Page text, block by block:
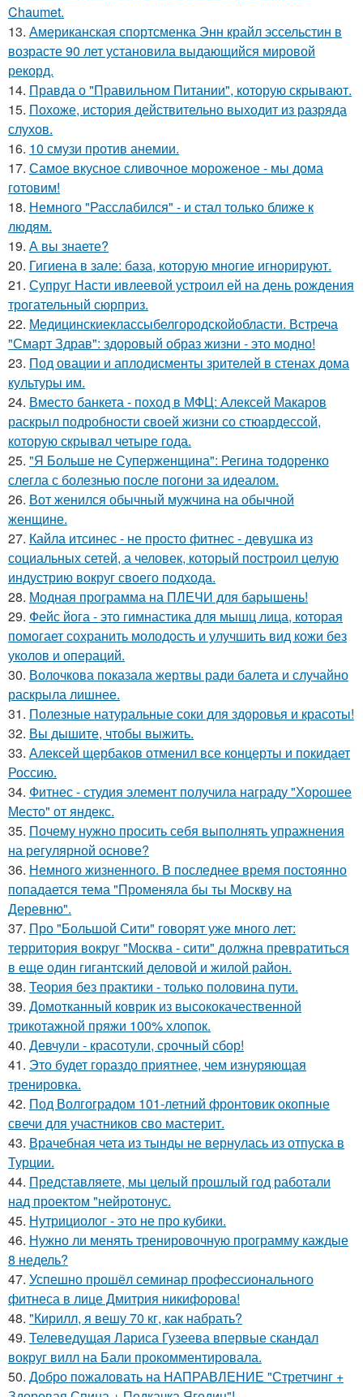
Chaumet.
13. Американская спортсменка Энн крайл эссельстин в
возрасте 90 лет установила выдающийся мировой
рекорд.
14. Правда о "Правильном Питании", которую скрывают.
15. Похоже, история действительно выходит из разряда
слухов.
16. 10 смузи против анемии.
17. Самое вкусное сливочное мороженое - мы дома
готовим!
18. Немного "Расслабился" - и стал только ближе к
людям.
19. А вы знаете?
20. Гигиена в зале: база, которую многие игнорируют.
21. Супруг Насти ивлеевой устроил ей на день рождения
трогательный сюрприз.
22. Медицинскиеклассыбелгородскойобласти. Встреча
"Смарт Здрав": здоровый образ жизни - это модно!
23. Под овации и аплодисменты зрителей в стенах дома
культуры им.
24. Вместо банкета - поход в МФЦ: Алексей Макаров
раскрыл подробности своей жизни со стюардессой,
которую скрывал четыре года.
25. "Я Больше не Суперженщина": Регина тодоренко
слегла с болезнью после погони за идеалом.
26. Вот женился обычный мужчина на обычной
женщине.
27. Кайла итсинес - не просто фитнес - девушка из
социальных сетей, а человек, который построил целую
индустрию вокруг своего подхода.
28. Модная программа на ПЛЕЧИ для барышень!
29. Фейс йога - это гимнастика для мышц лица, которая
помогает сохранить молодость и улучшить вид кожи без
уколов и операций.
30. Волочкова показала жертвы ради балета и случайно
раскрыла лишнее.
31. Полезные натуральные соки для здоровья и красоты!
32. Вы дышите, чтобы выжить.
33. Алексей щербаков отменил все концерты и покидает
Россию.
34. Фитнес - студия элемент получила награду "Хорошее
Место" от яндекс.
35. Почему нужно просить себя выполнять упражнения
на регулярной основе?
36. Немного жизненного. В последнее время постоянно
попадается тема "Променяла бы ты Москву на
Деревню".
37. Про "Большой Сити" говорят уже много лет:
территория вокруг "Москва - сити" должна превратиться
в еще один гигантский деловой и жилой район.
38. Теория без практики - только половина пути.
39. Домотканный коврик из высококачественной
трикотажной пряжи 100% хлопок.
40. Девчули - красотули, срочный сбор!
41. Это будет гораздо приятнее, чем изнуряющая
тренировка.
42. Под Волгоградом 101-летний фронтовик окопные
свечи для участников сво мастерит.
43. Врачебная чета из тынды не вернулась из отпуска в
Турции.
44. Представляете, мы целый прошлый год работали
над проектом "нейротонус.
45. Нутрициолог - это не про кубики.
46. Нужно ли менять тренировочную программу каждые
8 недель?
47. Успешно прошёл семинар профессионального
фитнеса в лице Дмитрия никифорова!
48. "Кирилл, я вешу 70 кг, как набрать?
49. Телеведущая Лариса Гузеева впервые скандал
вокруг вилл на Бали прокомментировала.
50. Добро пожаловать на НАПРАВЛЕНИЕ "Стретчинг +